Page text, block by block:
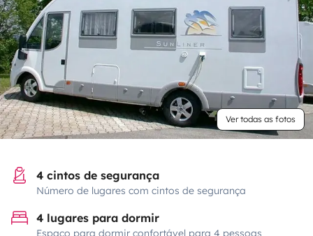
Ver todas as fotos
4 cintos de segurança
Número de lugares com cintos de segurança
4 lugares para dormir
Espaço para dormir confortável para 4 pessoas